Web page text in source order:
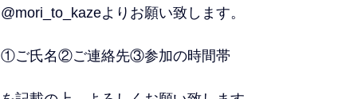
@mori_to_kazeよりお願い致します。
①ご氏名②ご連絡先③参加の時間帯